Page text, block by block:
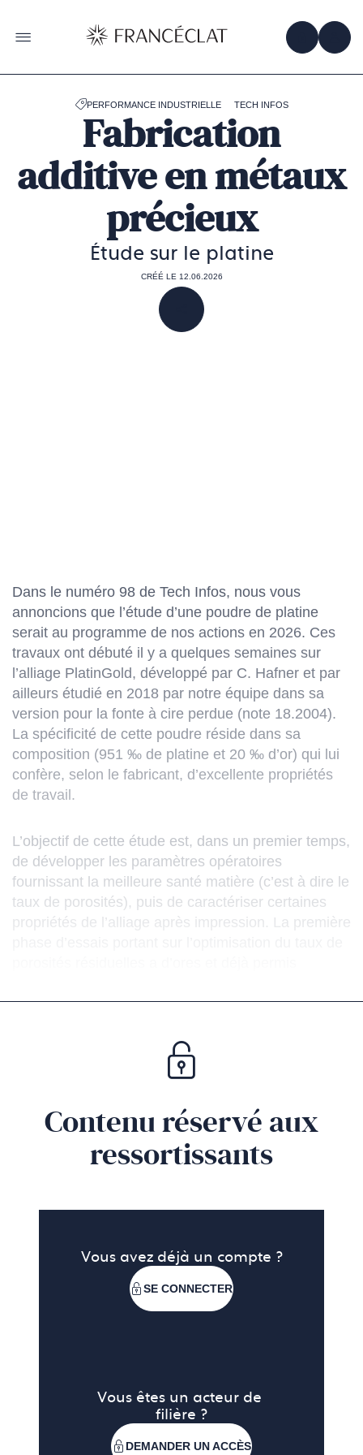
la
page
de
OBTENIR
PERFORMANCE INDUSTRIELLE TECH INFOS
Fabrication
additive en métaux
précieux
Étude sur le platine
CRÉÉ LE 12.06.2026
PARTAGER
Dans le numéro 98 de Tech Infos, nous vous
annoncions que l’étude d’une poudre de platine
serait au programme de nos actions en 2026. Ces
travaux ont débuté il y a quelques semaines sur
l’alliage PlatinGold, développé par C. Hafner et par
ailleurs étudié en 2018 par notre équipe dans sa
version pour la fonte à cire perdue (note 18.2004).
La spécificité de cette poudre réside dans sa
composition (951 ‰ de platine et 20 ‰ d’or) qui lui
confère, selon le fabricant, d’excellente propriétés
de travail.
L’objectif de cette étude est, dans un premier temps,
de développer les paramètres opératoires
fournissant la meilleure santé matière (c’est à dire le
taux de porosités), puis de caractériser certaines
propriétés de l’alliage après impression. La première
99,9%, comparable à ce qu’on peut obtenir en fonte
seront disponibles au second semestre 2026.
Contenu réservé aux
ressortissants
Vous avez déjà un compte ?
SE CONNECTER
Vous êtes un acteur de
filière ?
DEMANDER UN ACCÈS